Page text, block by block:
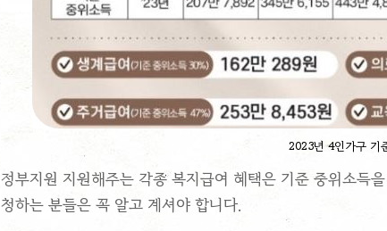
2023년 4인가구 기
정부지원 지원해주는 각종 복지급여 혜택은 기준 중위소득
청하는 분들은 꼭 알고 계셔야 합니다.